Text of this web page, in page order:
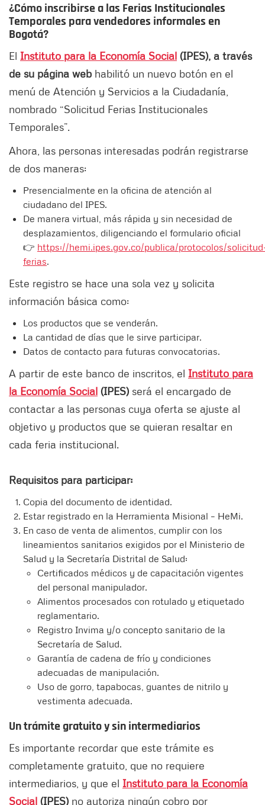
¿Cómo inscribirse a las Ferias Institucionales
Temporales para vendedores informales en
Bogotá?
El Instituto para la Economía Social (IPES), a través
de su página web habilitó un nuevo botón en el
menú de Atención y Servicios a la Ciudadanía,
nombrado “Solicitud Ferias Institucionales
Temporales”.
Ahora, las personas interesadas podrán registrarse
de dos maneras:
Presencialmente en la oficina de atención al
ciudadano del IPES.
De manera virtual, más rápida y sin necesidad de
desplazamientos, diligenciando el formulario oficial
👉 https://hemi.ipes.gov.co/publica/protocolos/
ferias.
Este registro se hace una sola vez y solicita
información básica como:
Los productos que se venderán.
La cantidad de días que le sirve participar.
Datos de contacto para futuras convocatorias.
A partir de este banco de inscritos, el Instituto para
la Economía Social (IPES) será el encargado de
contactar a las personas cuya oferta se ajuste al
objetivo y productos que se quieran resaltar en
cada feria institucional.
Requisitos para participar:
Copia del documento de identidad.
Estar registrado en la Herramienta Misional – HeMi.
En caso de venta de alimentos, cumplir con los
lineamientos sanitarios exigidos por el Ministerio de
Salud y la Secretaría Distrital de Salud:
Certificados médicos y de capacitación vigentes
del personal manipulador.
Alimentos procesados con rotulado y etiquetado
reglamentario.
Registro Invima y/o concepto sanitario de la
Secretaría de Salud.
Garantía de cadena de frío y condiciones
adecuadas de manipulación.
Uso de gorro, tapabocas, guantes de nitrilo y
vestimenta adecuada.
Un trámite gratuito y sin intermediarios
Es importante recordar que este trámite es
completamente gratuito, que no requiere
intermediarios, y que el Instituto para la Economía
Social (IPES) no autoriza ningún cobro por